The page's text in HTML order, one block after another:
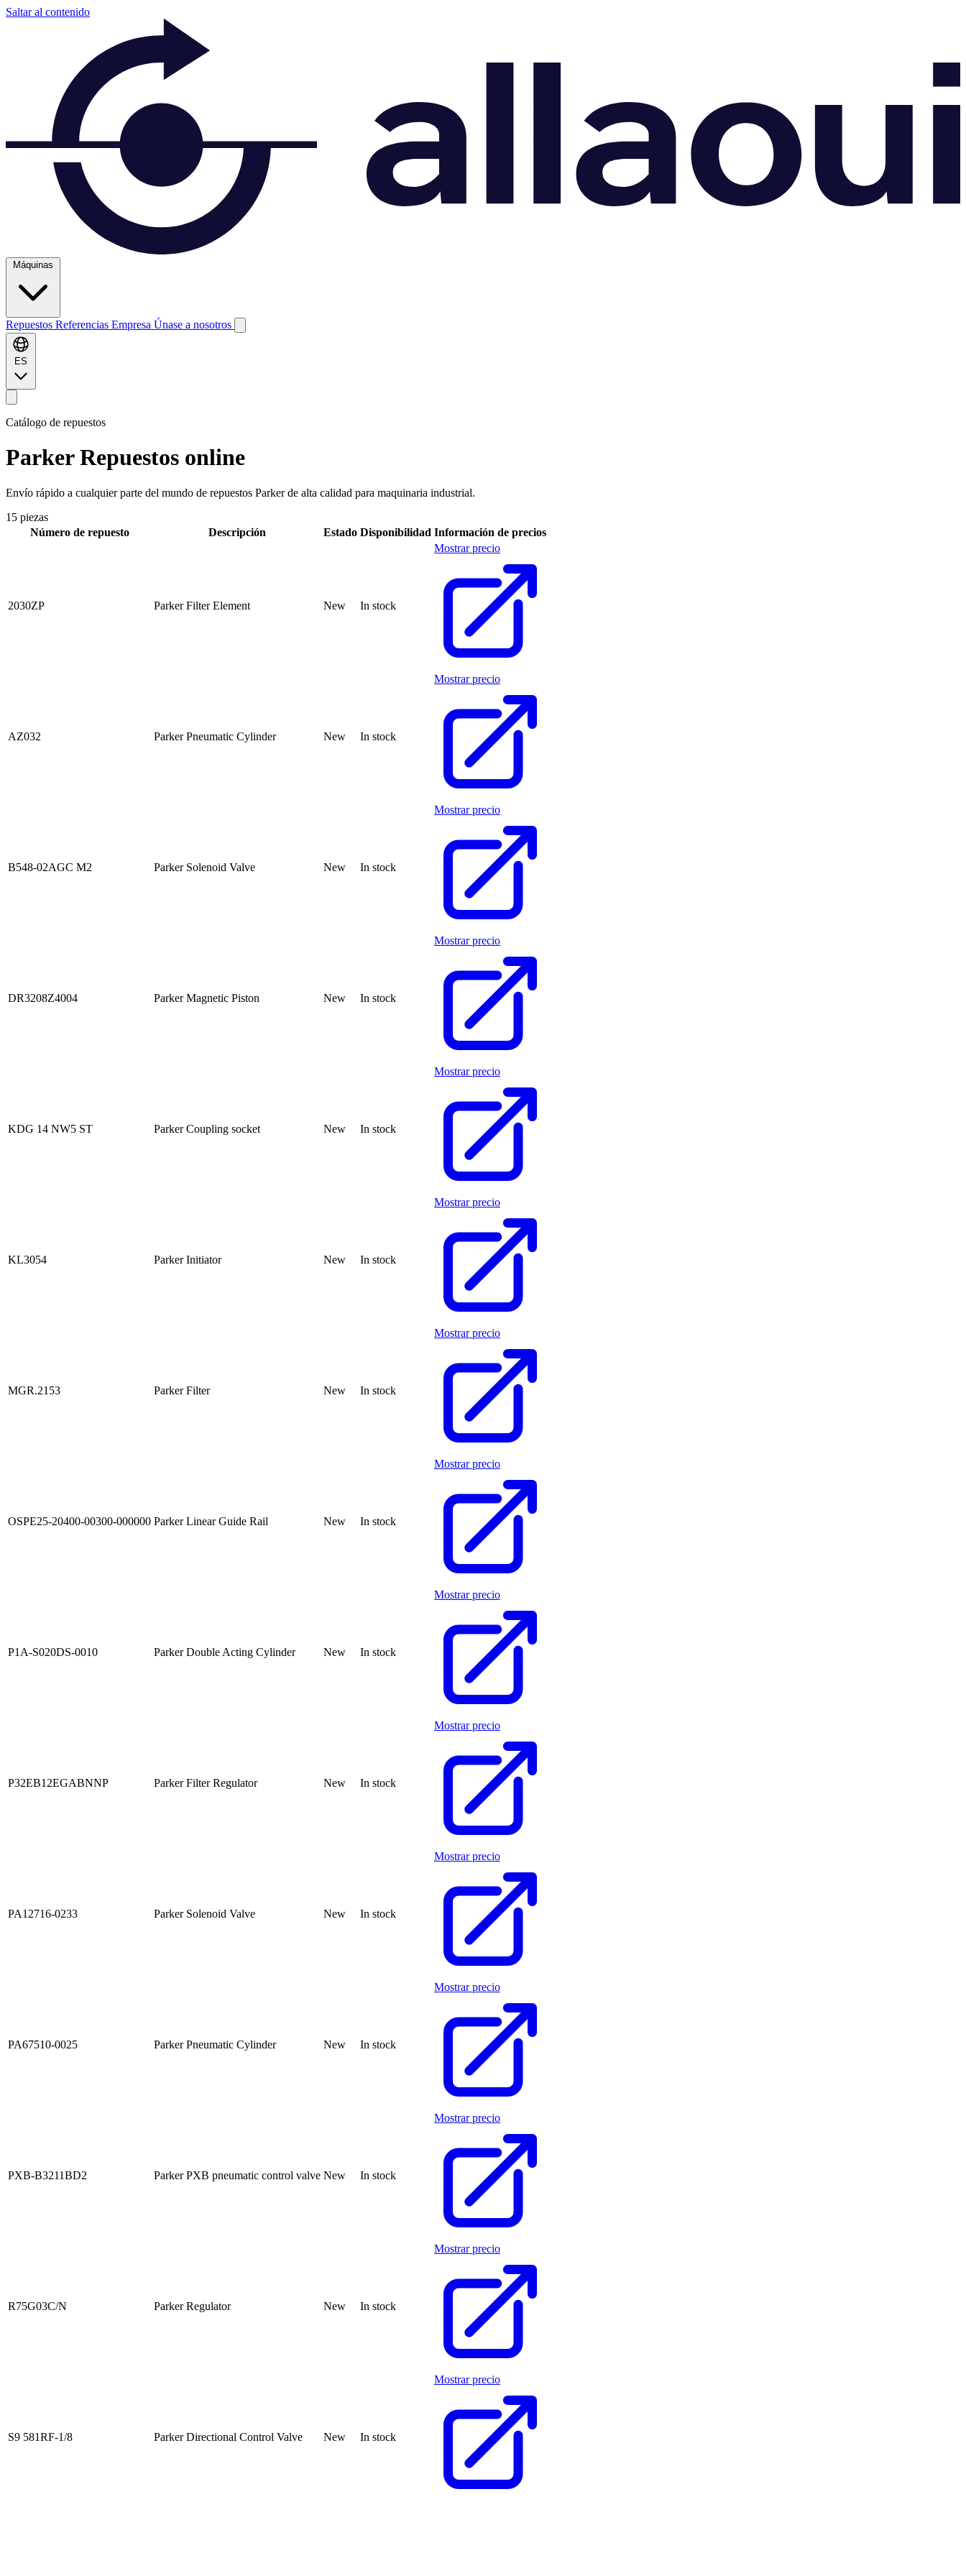
Saltar al contenido
Máquinas
Repuestos Referencias Empresa Únase a nosotros
ES
Catálogo de repuestos
ParkerRepuestos online
Envío rápido a cualquier parte del mundo de repuestos Parker de alta calidad para maquinaria industrial.
15 piezas
Número de repuesto
Descripción Estado Disponibilidad Información de precios
2030ZP Parker Filter Element New In stock
Mostrar precio
AZ032 Parker Pneumatic Cylinder New In stock
Mostrar precio
B548-02AGC M2 Parker Solenoid Valve New In stock
Mostrar precio
DR3208Z4004 Parker Magnetic Piston New In stock
Mostrar precio
KDG 14 NW5 ST Parker Coupling socket New In stock
Mostrar precio
KL3054 Parker Initiator New In stock
Mostrar precio
MGR.2153 Parker Filter New In stock
Mostrar precio
OSPE25-20400-00300-000000 Parker Linear Guide Rail New In stock
Mostrar precio
P1A-S020DS-0010 Parker Double Acting Cylinder New In stock
Mostrar precio
P32EB12EGABNNP Parker Filter Regulator New In stock
Mostrar precio
PA12716-0233 Parker Solenoid Valve New In stock
Mostrar precio
PA67510-0025 Parker Pneumatic Cylinder New In stock
Mostrar precio
PXB-B3211BD2 Parker PXB pneumatic control valve New In stock
Mostrar precio
R75G03C/N Parker Regulator New In stock
Mostrar precio
S9 581RF-1/8 Parker Directional Control Valve New In stock
Mostrar precio